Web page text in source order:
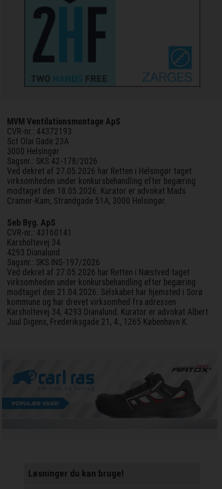
MVM Ventilationsmontage ApS
CVR-nr.: 44372193
Sct Olai Gade 23A
3000 Helsingør
Sagsnr.: SKS 42-178/2026
Ved dekret af 27.05.2026 har Retten i Helsingør taget
virksomheden under konkursbehandling efter begæring
modtaget den 18.05.2026. Kurator er advokat Mads
Cramer-Kam, Strandgade 51A, 3000 Helsingør.
Seb Byg. ApS
CVR-nr.: 43160141
Karsholtevej 34
4293 Dianalund
Sagsnr.: SKS INS-197/2026
Ved dekret af 27.05.2026 har Retten i Næstved taget
virksomheden under konkursbehandling efter begæring
modtaget den 21.04.2026. Selskabet har hjemsted i Sorø
kommune og har drevet virksomhed fra adressen
Karsholtevej 34, 4293 Dianalund. Kurator er advokat Albert
Juul Digens, Frederiksgade 21, 4., 1265 København K.
Løsninger du kan bruge!